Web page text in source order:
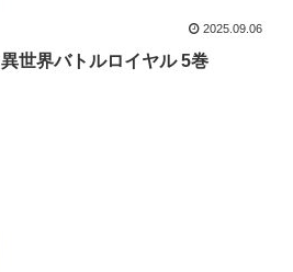
2025.09.06
異世界バトルロイヤル 5巻